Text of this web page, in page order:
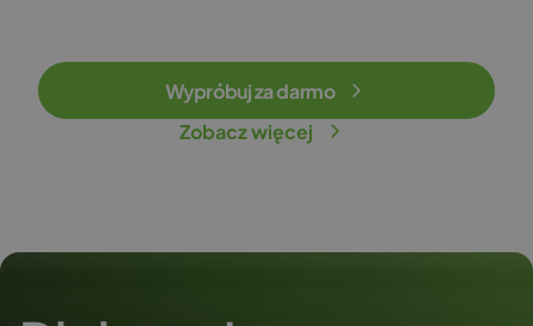
Wypróbuj za darmo
Zobacz więcej